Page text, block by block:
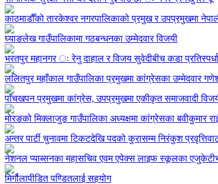
काठमाडौँको तारकेश्वर नगरपालिकाको प्रमुख र उपप्रमुखमा
घ्याङलेख गाउँपालिकामा गठबन्धनका उम्मेदवार विजयी
भरतपुर महानगर ः रेनु दाहाल र विजय सुवेदीबीच कडा
ललितपुर महाँकाल गाउँपालिका प्रमुखमा कांग्रेसका उम्मेदवार
पाँचखपन प्रमुखमा कांग्रेस, उपप्रमुखमा एकीकृत समाजवादी
मोरङको मिक्लाजुङ गाउँपालिका अध्यक्षमा कांग्रेसका बवीकुमार राई
अन्तर पार्टी चुनावमा टिकटदेखि पदको कुरासम्म निरंकुश
नेशनल प्याब्सनका महासचिव एवम एपेक्स लाइफ स्कूलका एजुकेटीभ
मिर्गौलापीडित पण्डितलाई सहयोग